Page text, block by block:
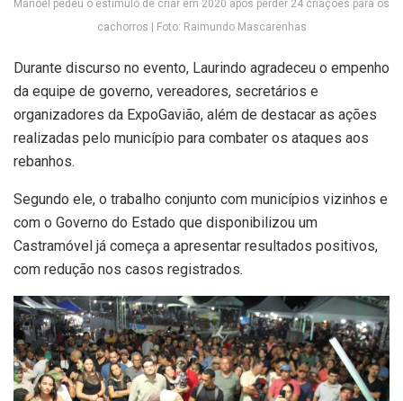
Manoel pedeu o estimulo de criar em 2020 após perder 24 criações para os
cachorros | Foto: Raimundo Mascarenhas
Durante discurso no evento, Laurindo agradeceu o empenho
da equipe de governo, vereadores, secretários e
organizadores da ExpoGavião, além de destacar as ações
realizadas pelo município para combater os ataques aos
rebanhos.
Segundo ele, o trabalho conjunto com municípios vizinhos e
com o Governo do Estado que disponibilizou um
Castramóvel já começa a apresentar resultados positivos,
com redução nos casos registrados.